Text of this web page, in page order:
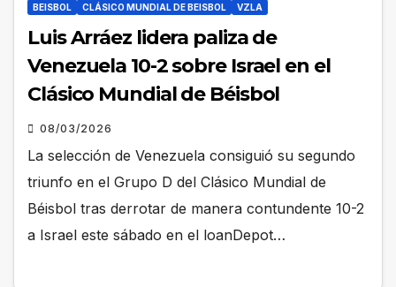
BEISBOL CLÁSICO MUNDIAL DE BEISBOL VZLA
Luis Arráez lidera paliza de
Venezuela 10-2 sobre Israel en el
Clásico Mundial de Béisbol
08/03/2026
La selección de Venezuela consiguió su segundo
triunfo en el Grupo D del Clásico Mundial de
Béisbol tras derrotar de manera contundente 10-2
a Israel este sábado en el loanDepot…